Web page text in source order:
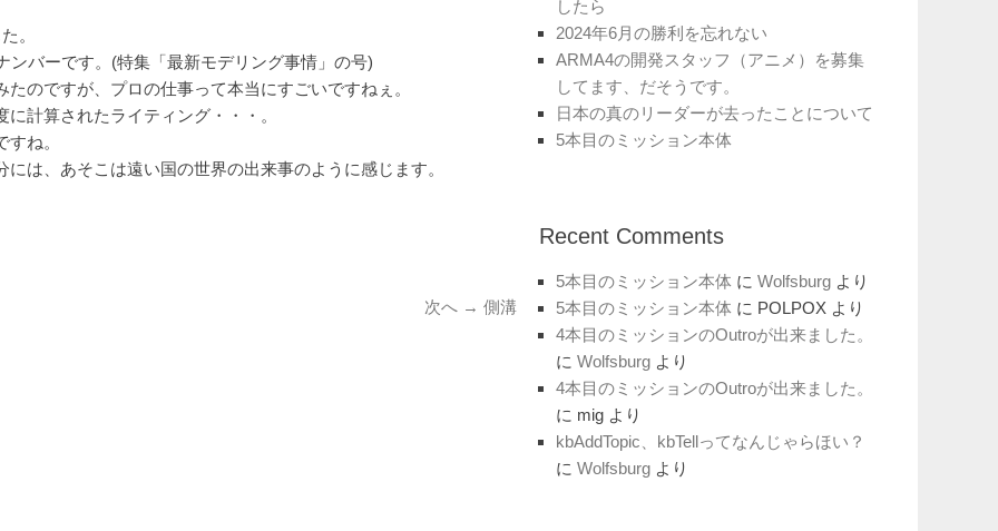
。
バーです。(特集「最新モデリング事情」の号)
のですが、プロの仕事って本当にすごいですねぇ。
計算されたライティング・・・。
ね。
は、あそこは遠い国の世界の出来事のように感じます。
次へ → 次
側溝
したら
2024年6月の勝利を忘れない
ARMA4の開発スタッフ（アニメ）を募集
してます、だそうです。
日本の真のリーダーが去ったことについて
5本目のミッション本体
Recent Comments
5本目のミッション本体 に Wolfsburg より
5本目のミッション本体 に POLPOX より
4本目のミッションのOutroが出来ました。
に Wolfsburg より
4本目のミッションのOutroが出来ました。
に mig より
kbAddTopic、kbTellってなんじゃらほい？
に Wolfsburg より